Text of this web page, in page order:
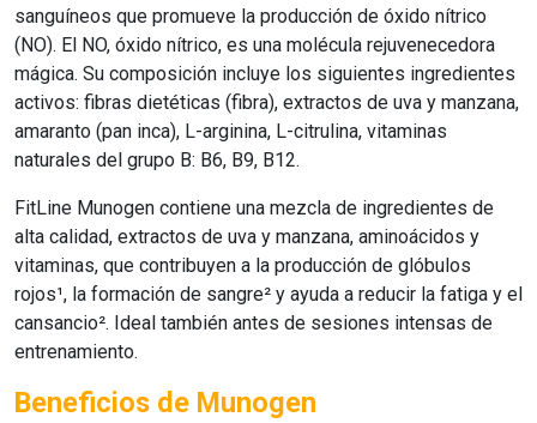
sanguíneos que promueve la producción de óxido nítrico
(NO). El NO, óxido nítrico, es una molécula rejuvenecedora
mágica. Su composición incluye los siguientes ingredientes
activos: fibras dietéticas (fibra), extractos de uva y manzana,
amaranto (pan inca), L-arginina, L-citrulina, vitaminas
naturales del grupo B: B6, B9, B12.
FitLine Munogen contiene una mezcla de ingredientes de
alta calidad, extractos de uva y manzana, aminoácidos y
vitaminas, que contribuyen a la producción de glóbulos
rojos¹, la formación de sangre² y ayuda a reducir la fatiga y el
cansancio². Ideal también antes de sesiones intensas de
entrenamiento.
Beneficios de Munogen